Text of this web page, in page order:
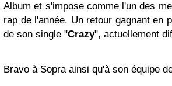
Album et s'impose comme l'un des
rap de l'année. Un retour gagnant en
de son single "Crazy", actuellement
Bravo à Sopra ainsi qu'à son équipe